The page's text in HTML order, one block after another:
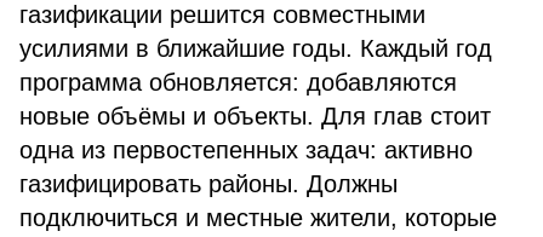
газификации решится совместными
усилиями в ближайшие годы. Каждый год
программа обновляется: добавляются
новые объёмы и объекты. Для глав стоит
одна из первостепенных задач: активно
газифицировать районы. Должны
подключиться и местные жители, которые